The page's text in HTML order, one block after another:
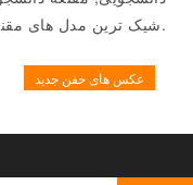
.شیک ترین مدل های
عکس های خفن جدید